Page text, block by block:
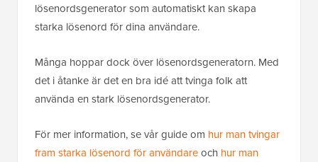
lösenordsgenerator som automatiskt kan skapa
starka lösenord för dina användare.
Många hoppar dock över lösenordsgeneratorn. Med
det i åtanke är det en bra idé att tvinga folk att
använda en stark lösenordsgenerator.
För mer information, se vår guide om hur man tvingar
fram starka lösenord för användareoch hur man